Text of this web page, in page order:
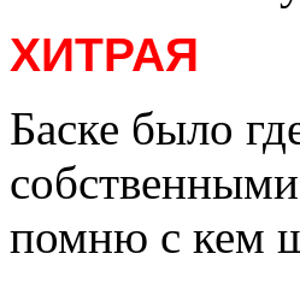
ХИТРАЯ
Баске было
помню с кем